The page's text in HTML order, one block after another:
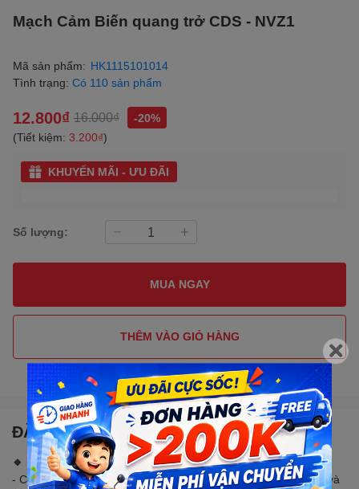
Mạch Cảm Biến quang trở CDS - NVZ1
Mã sản phẩm: HK1115101014
Tình trạng: Có 110 sản phẩm
12.800₫ 16.000₫
-20%
(Tiết kiệm: 3.200₫)
KHUYẾN MÃI - ƯU ĐÃI
Số lượng:
MUA NGAY
THÊM VÀO GIỎ HÀNG
Gọi đặt mua0907088123(7:30 - 17:00)
ĐẶC ĐIỂM NỔI BẬT
🔹 MÔ TẢ SẢN PHẨM:
- Cảm biến ánh sáng quang trở CDS có tích hợp sẵn Op-amp và